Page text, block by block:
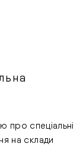
про спеціальні
на склади